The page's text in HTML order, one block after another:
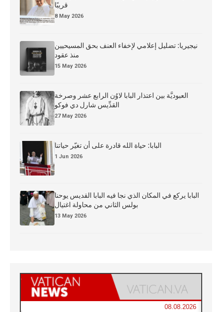
قريبًا
8 May 2026
نيجيريا: تضليل إعلامي لإخفاء العنف بحق المسيحيين
منذ عقود
15 May 2026
العبوديَّة بين اعتذار البابا لاوُن الرابع عشر وصرخة
القدِّيس شارل دي فوكو
27 May 2026
البابا: حياة الله قادرة على أن تغيّر حياتنا
1 Jun 2026
البابا يركع في المكان الذي نجا فيه البابا القديس يوحنا
بولس الثاني من محاولة اغتيال
13 May 2026
08.08.2026